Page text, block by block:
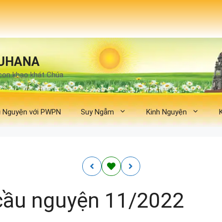
khao khát Chúa
Nguyện với PWPN Suy Ngẫm Kinh Nguyện
nguyện 11/2022